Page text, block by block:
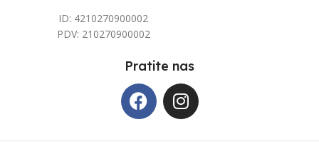
ID: 4210270900002
PDV: 210270900002
Pratite nas